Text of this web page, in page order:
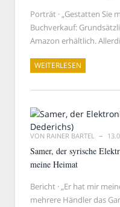
Porträt · „Gestatten Sie
Buchverkauf:
Amazon erhältlich.
WEITERLESEN
VON RAINER BARTEL
Samer, der syrische
meine Heimat
Bericht · „Er hat mir
mehrere Händler das